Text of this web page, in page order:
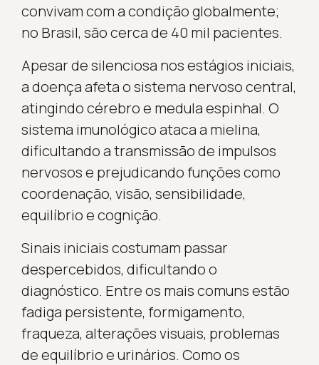
convivam com a condição globalmente;
no Brasil, são cerca de 40 mil pacientes.
Apesar de silenciosa nos estágios iniciais,
a doença afeta o sistema nervoso central,
atingindo cérebro e medula espinhal. O
sistema imunológico ataca a mielina,
dificultando a transmissão de impulsos
nervosos e prejudicando funções como
coordenação, visão, sensibilidade,
equilíbrio e cognição.
Sinais iniciais costumam passar
despercebidos, dificultando o
diagnóstico. Entre os mais comuns estão
fadiga persistente, formigamento,
fraqueza, alterações visuais, problemas
de equilíbrio e urinários. Como os